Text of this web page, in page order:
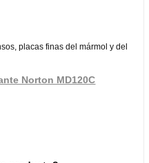
placas finas del mármol y del
Norton MD120C